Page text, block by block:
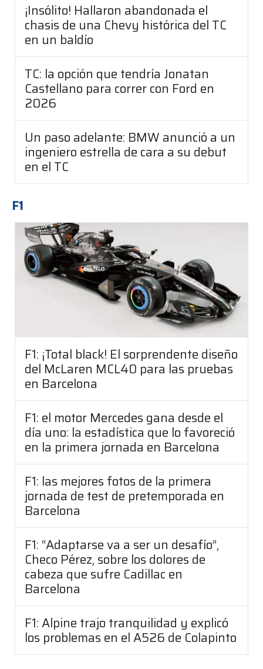
¡Insólito! Hallaron abandonada el
chasis de una Chevy histórica del TC
en un baldío
TC: la opción que tendría Jonatan
Castellano para correr con Ford en
2026
Un paso adelante: BMW anunció a un
ingeniero estrella de cara a su debut
en el TC
F1
F1: ¡Total black! El sorprendente diseño
del McLaren MCL40 para las pruebas
en Barcelona
F1: el motor Mercedes gana desde el
día uno: la estadística que lo favoreció
en la primera jornada en Barcelona
F1: las mejores fotos de la primera
jornada de test de pretemporada en
Barcelona
F1: “Adaptarse va a ser un desafío”,
Checo Pérez, sobre los dolores de
cabeza que sufre Cadillac en
Barcelona
F1: Alpine trajo tranquilidad y explicó
los problemas en el A526 de Colapinto